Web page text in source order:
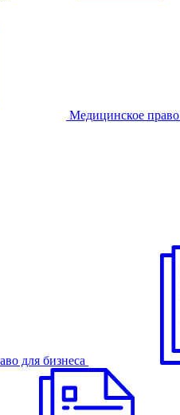
Медицинское право
для бизнеса